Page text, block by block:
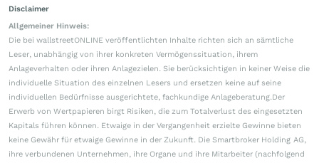
Disclaimer
Allgemeiner Hinweis:
Die bei wallstreetONLINE veröffentlichten Inhalte richten sich an sämtliche
Leser, unabhängig von ihrer konkreten Vermögenssituation, ihrem
Anlageverhalten oder ihren Anlagezielen. Sie berücksichtigen in keiner Weise die
individuelle Situation des einzelnen Lesers und ersetzen keine auf seine
individuellen Bedürfnisse ausgerichtete, fachkundige Anlageberatung.Der
Erwerb von Wertpapieren birgt Risiken, die zum Totalverlust des eingesetzten
Kapitals führen können. Etwaige in der Vergangenheit erzielte Gewinne bieten
keine Gewähr für etwaige Gewinne in der Zukunft. Die Smartbroker Holding AG,
ihre verbundenen Unternehmen, ihre Organe und ihre Mitarbeiter (nachfolgend